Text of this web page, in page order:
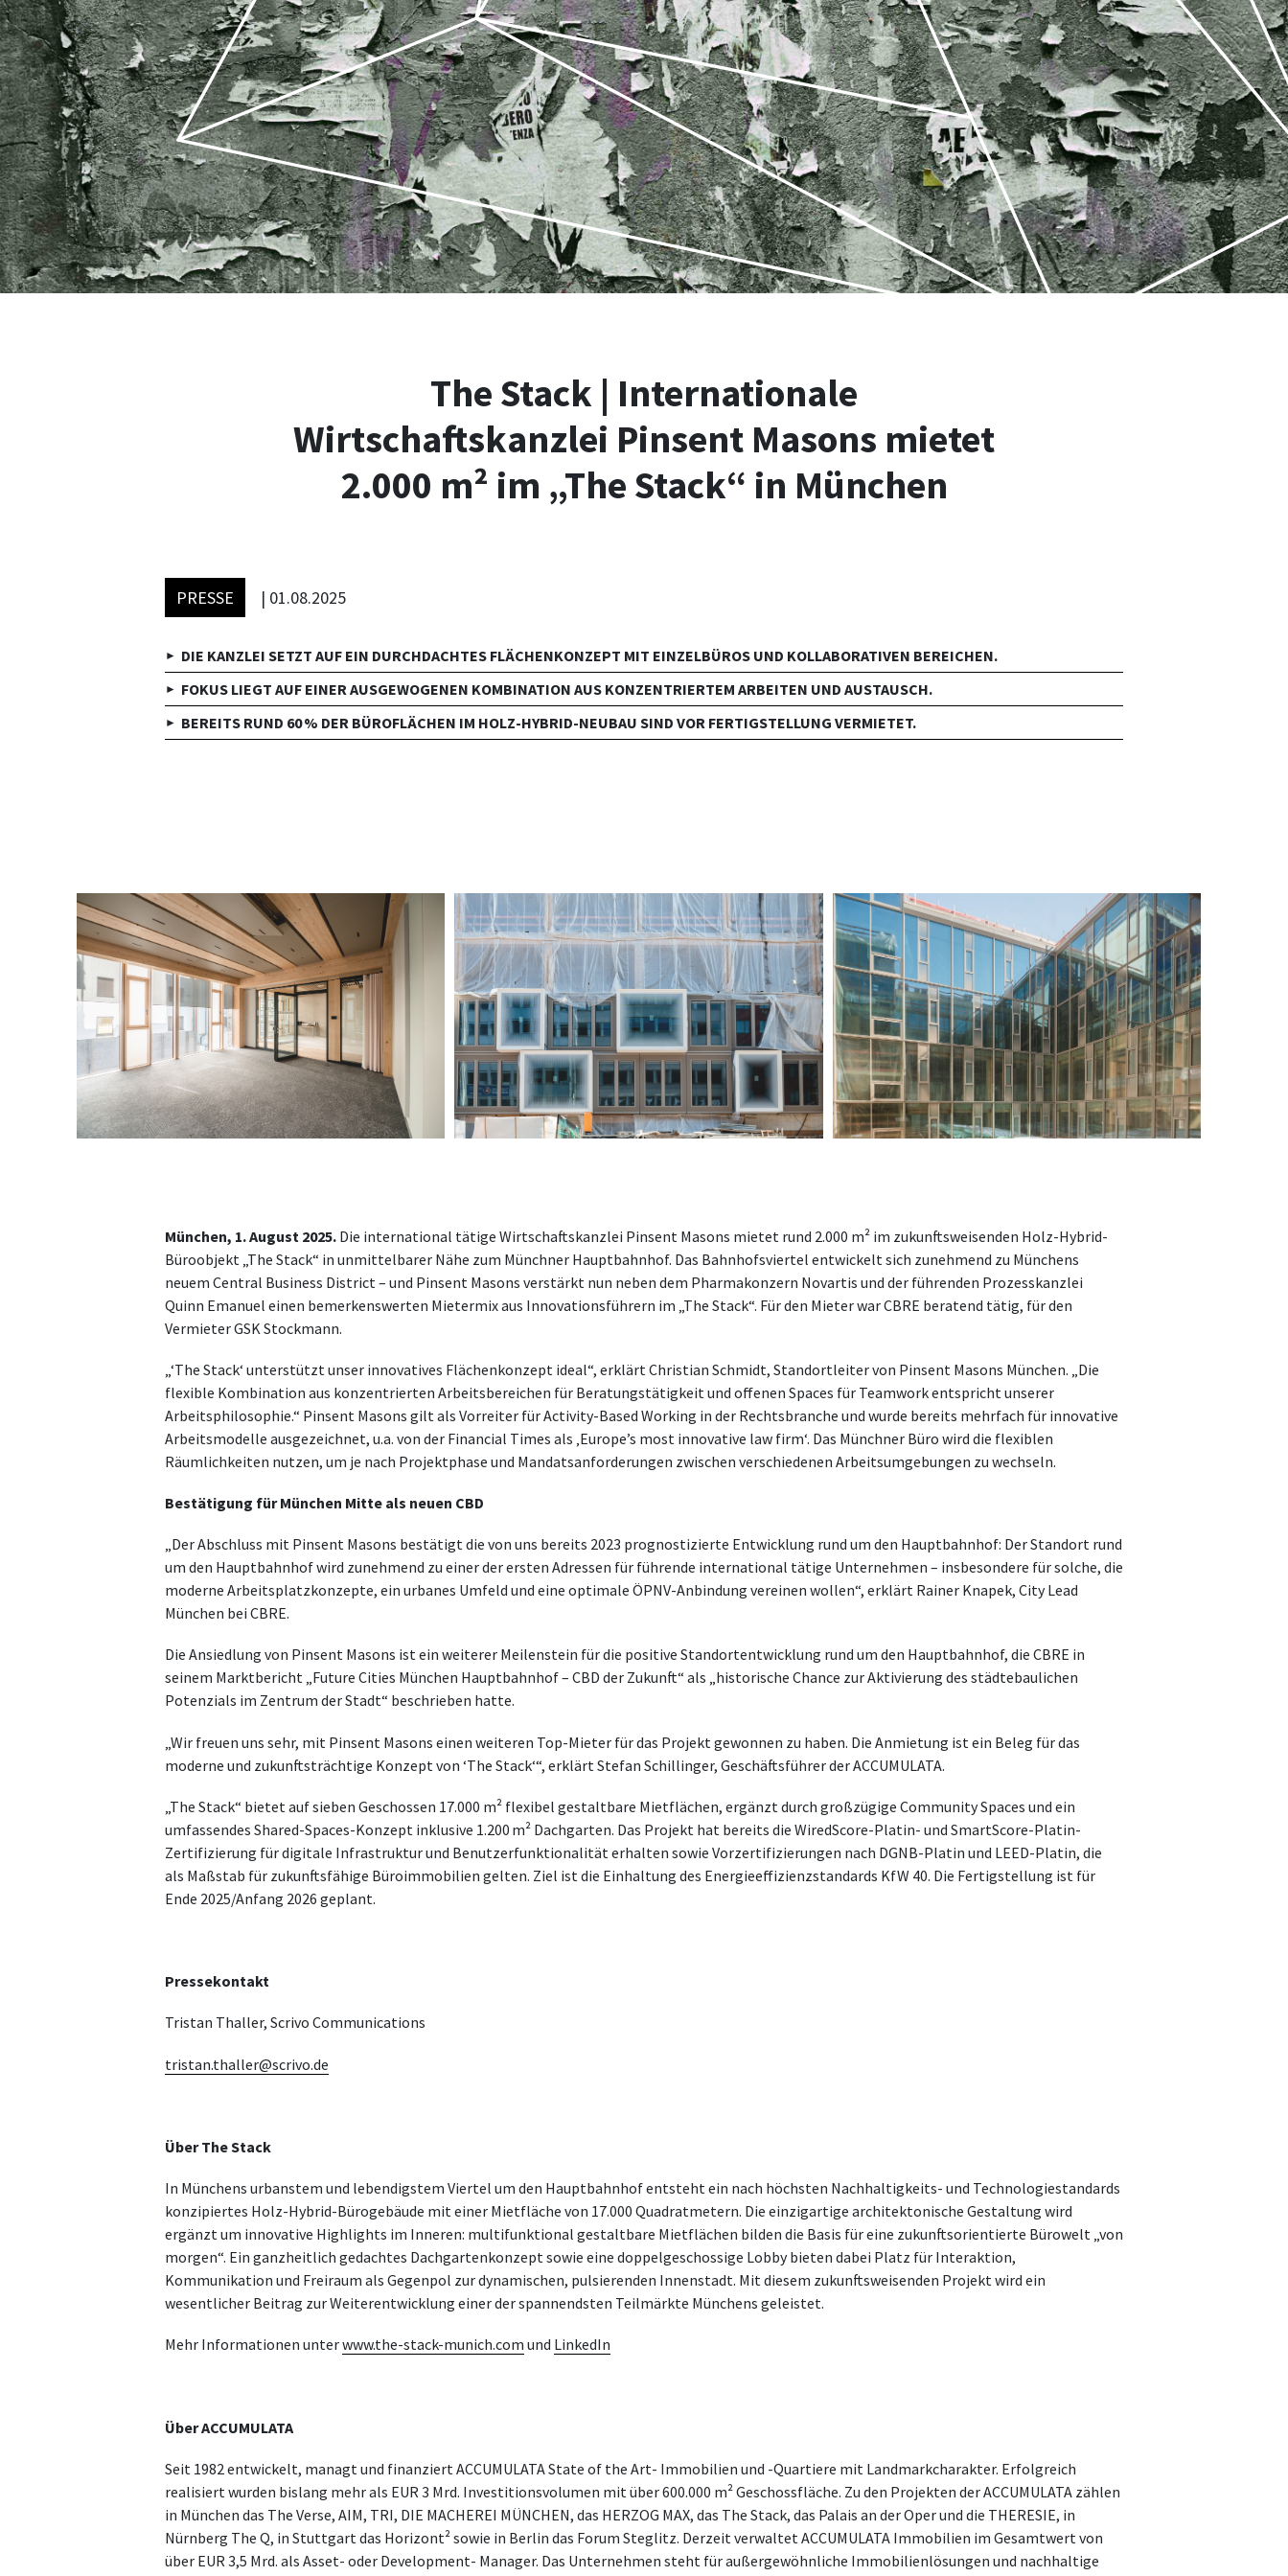
The Stack | Internationale
Wirtschaftskanzlei Pinsent Masons mietet
2.000 m² im „The Stack“ in München
PRESSE | 01.08.2025
DIE KANZLEI SETZT AUF EIN DURCHDACHTES FLÄCHENKONZEPT MIT EINZELBÜROS UND KOLLABORATIVEN BEREICHEN.
FOKUS LIEGT AUF EINER AUSGEWOGENEN KOMBINATION AUS KONZENTRIERTEM ARBEITEN UND AUSTAUSCH.
BEREITS RUND 60 % DER BÜROFLÄCHEN IM HOLZ-HYBRID-NEUBAU SIND VOR FERTIGSTELLUNG VERMIETET.
München, 1. August 2025. Die international tätige Wirtschaftskanzlei Pinsent Masons mietet rund 2.000 m² im zukunftsweisenden Holz-Hybrid-
Büroobjekt „The Stack“ in unmittelbarer Nähe zum Münchner Hauptbahnhof. Das Bahnhofsviertel entwickelt sich zunehmend zu Münchens
neuem Central Business District – und Pinsent Masons verstärkt nun neben dem Pharmakonzern Novartis und der führenden Prozesskanzlei
Quinn Emanuel einen bemerkenswerten Mietermix aus Innovationsführern im „The Stack“. Für den Mieter war CBRE beratend tätig, für den
Vermieter GSK Stockmann.
„‘The Stack‘ unterstützt unser innovatives Flächenkonzept ideal“, erklärt Christian Schmidt, Standortleiter von Pinsent Masons München. „Die
flexible Kombination aus konzentrierten Arbeitsbereichen für Beratungstätigkeit und offenen Spaces für Teamwork entspricht unserer
Arbeitsphilosophie.“ Pinsent Masons gilt als Vorreiter für Activity-Based Working in der Rechtsbranche und wurde bereits mehrfach für innovative
Arbeitsmodelle ausgezeichnet, u.a. von der Financial Times als ‚Europe’s most innovative law firm‘. Das Münchner Büro wird die flexiblen
Räumlichkeiten nutzen, um je nach Projektphase und Mandatsanforderungen zwischen verschiedenen Arbeitsumgebungen zu wechseln.
Bestätigung für München Mitte als neuen CBD
„Der Abschluss mit Pinsent Masons bestätigt die von uns bereits 2023 prognostizierte Entwicklung rund um den Hauptbahnhof: Der Standort rund
um den Hauptbahnhof wird zunehmend zu einer der ersten Adressen für führende international tätige Unternehmen – insbesondere für solche, die
moderne Arbeitsplatzkonzepte, ein urbanes Umfeld und eine optimale ÖPNV-Anbindung vereinen wollen“, erklärt Rainer Knapek, City Lead
München bei CBRE.
Die Ansiedlung von Pinsent Masons ist ein weiterer Meilenstein für die positive Standortentwicklung rund um den Hauptbahnhof, die CBRE in
seinem Marktbericht „Future Cities München Hauptbahnhof – CBD der Zukunft“ als „historische Chance zur Aktivierung des städtebaulichen
Potenzials im Zentrum der Stadt“ beschrieben hatte.
„Wir freuen uns sehr, mit Pinsent Masons einen weiteren Top-Mieter für das Projekt gewonnen zu haben. Die Anmietung ist ein Beleg für das
moderne und zukunftsträchtige Konzept von ‘The Stack‘“, erklärt Stefan Schillinger, Geschäftsführer der ACCUMULATA.
„The Stack“ bietet auf sieben Geschossen 17.000 m² flexibel gestaltbare Mietflächen, ergänzt durch großzügige Community Spaces und ein
umfassendes Shared-Spaces-Konzept inklusive 1.200 m² Dachgarten. Das Projekt hat bereits die WiredScore-Platin- und SmartScore-Platin-
Zertifizierung für digitale Infrastruktur und Benutzerfunktionalität erhalten sowie Vorzertifizierungen nach DGNB-Platin und LEED-Platin, die
als Maßstab für zukunftsfähige Büroimmobilien gelten. Ziel ist die Einhaltung des Energieeffizienzstandards KfW 40. Die Fertigstellung ist für
Ende 2025/Anfang 2026 geplant.
Pressekontakt
Tristan Thaller, Scrivo Communications
tristan.thaller@scrivo.de
Über The Stack
In Münchens urbanstem und lebendigstem Viertel um den Hauptbahnhof entsteht ein nach höchsten Nachhaltigkeits- und Technologiestandards
konzipiertes Holz-Hybrid-Bürogebäude mit einer Mietfläche von 17.000 Quadratmetern. Die einzigartige architektonische Gestaltung wird
ergänzt um innovative Highlights im Inneren: multifunktional gestaltbare Mietflächen bilden die Basis für eine zukunftsorientierte Bürowelt „von
morgen“. Ein ganzheitlich gedachtes Dachgartenkonzept sowie eine doppelgeschossige Lobby bieten dabei Platz für Interaktion,
Kommunikation und Freiraum als Gegenpol zur dynamischen, pulsierenden Innenstadt. Mit diesem zukunftsweisenden Projekt wird ein
wesentlicher Beitrag zur Weiterentwicklung einer der spannendsten Teilmärkte Münchens geleistet.
Mehr Informationen unterwww.the-stack-munich.com und LinkedIn
Über ACCUMULATA
Seit 1982 entwickelt, managt und finanziert ACCUMULATA State of the Art- Immobilien und -Quartiere mit Landmarkcharakter. Erfolgreich
realisiert wurden bislang mehr als EUR 3 Mrd. Investitionsvolumen mit über 600.000 m² Geschossfläche. Zu den Projekten der ACCUMULATA zählen
in München das The Verse, AIM, TRI, DIE MACHEREI MÜNCHEN, das HERZOG MAX, das The Stack, das Palais an der Oper und die THERESIE, in
Nürnberg The Q, in Stuttgart das Horizont² sowie in Berlin das Forum Steglitz. Derzeit verwaltet ACCUMULATA Immobilien im Gesamtwert von
über EUR 3,5 Mrd. als Asset- oder Development- Manager. Das Unternehmen steht für außergewöhnliche Immobilienlösungen und nachhaltige